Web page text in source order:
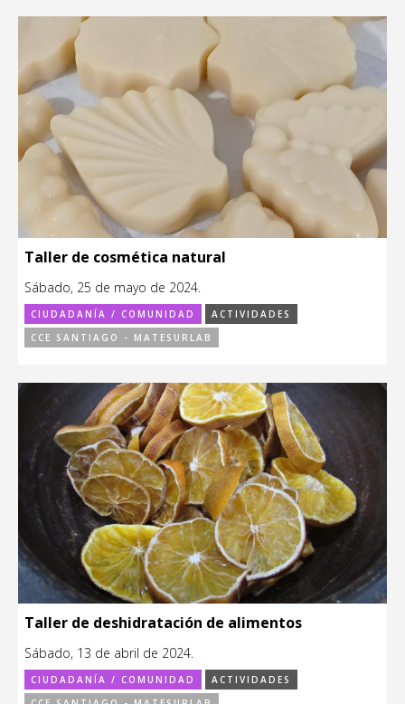
Taller de cosmética natural
Sábado, 25 de mayo de 2024.
CIUDADANÍA / COMUNIDAD
ACTIVIDADES
CCE SANTIAGO - MATESURLAB
Taller de deshidratación de alimentos
Sábado, 13 de abril de 2024.
CIUDADANÍA / COMUNIDAD
ACTIVIDADES